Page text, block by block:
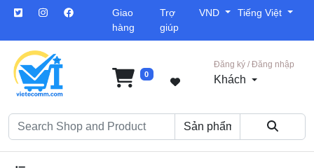
Giao
hàng
Trợ
giúp
VND Tiếng Việt
0
Đăng ký / Đăng nhập
Khách